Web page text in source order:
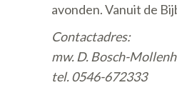
avonden. Vanuit de
Contactadres:
mw. D. Bosch-
tel. 0546-672333